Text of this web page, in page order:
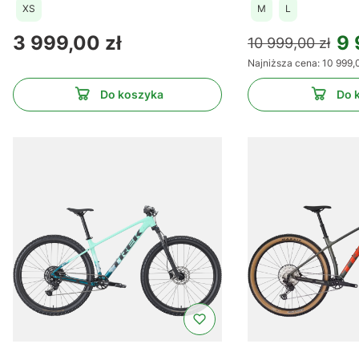
XS
Cena
3 999,00 zł
Do koszyka
M L
10 999,00 zł 9
Najniższa cena: 10
Do